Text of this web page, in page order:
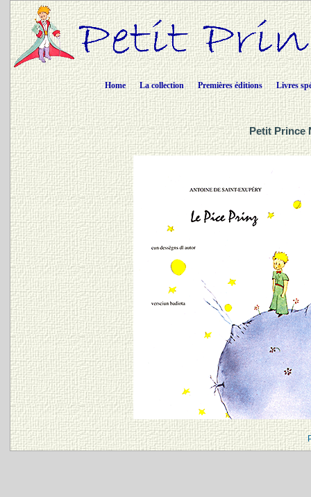
Home La collection Premières éditions Livres
Petit Prince